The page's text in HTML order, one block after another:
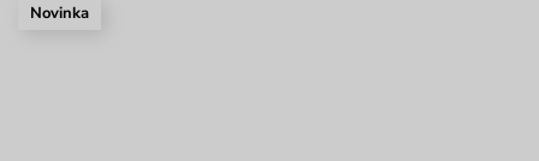
Novinka